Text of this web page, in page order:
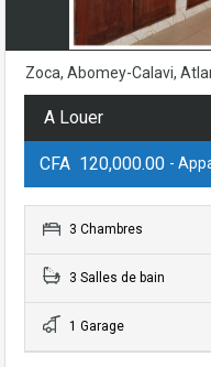
Zoca, Abomey-Calavi,
A Louer
CFA 120,000.00 -
3 Chambres
3 Salles de bain
1 Garage